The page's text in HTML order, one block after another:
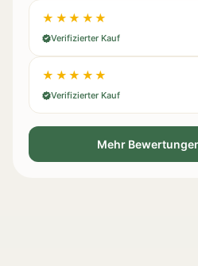
★★★★★
Verifizierter Kauf
★★★★★
Verifizierter Kauf
Mehr